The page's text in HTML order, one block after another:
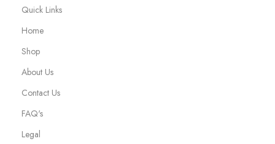
Quick Links
Home
Shop
About Us
Contact Us
FAQ's
Legal